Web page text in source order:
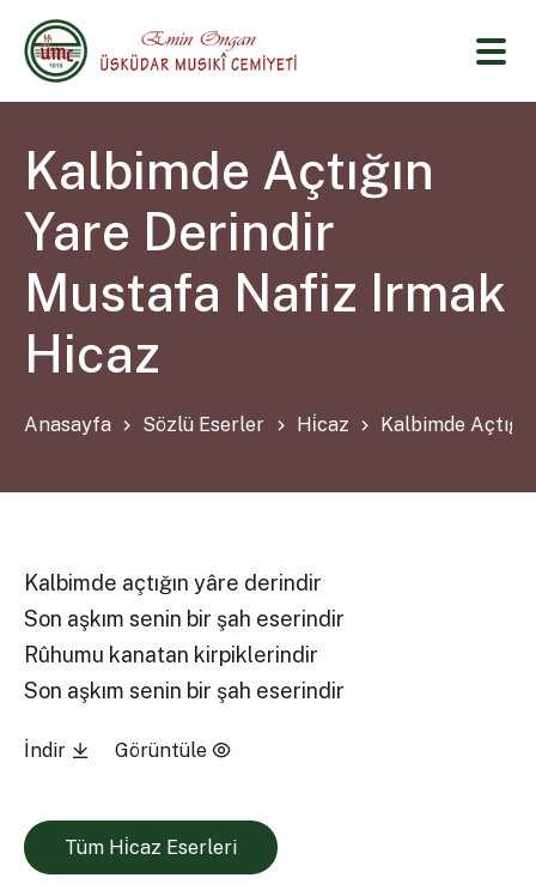
Kalbimde Açtığın
Yare Derindir
Mustafa Nafiz Irmak
Hicaz
Anasayfa Sözlü Eserler Hi̇caz Kalbimde
Kalbimde açtığın yâre derindir
Son aşkım senin bir şah eserindir
Rûhumu kanatan kirpiklerindir
Son aşkım senin bir şah eserindir
İndir Görüntüle
Tüm Hi̇caz Eserleri